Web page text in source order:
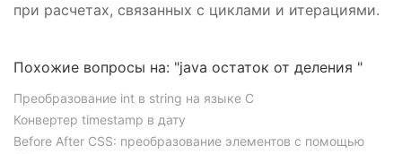
при расчетах, связанных с циклами и итерациями.
Похожие вопросы на: "java остаток от деления "
Преобразование int в string на языке C
Конвертер timestamp в дату
Before After CSS: преобразование элементов с помощью